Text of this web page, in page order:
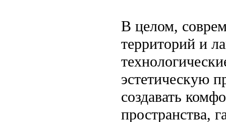
В целом,
территорий и
эстетическую
создавать
пространства,